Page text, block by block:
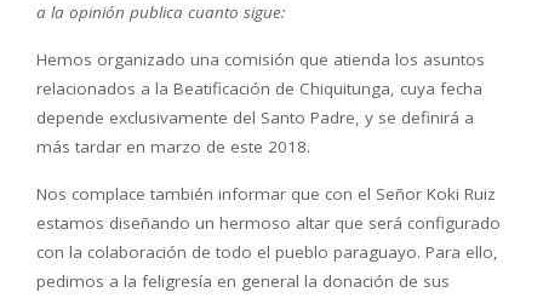
a la opinión publica cuanto sigue:
Hemos organizado una comisión que atienda los asuntos
relacionados a la Beatificación de Chiquitunga, cuya fecha
depende exclusivamente del Santo Padre, y se definirá a
más tardar en marzo de este 2018.
Nos complace también informar que con el Señor Koki Ruiz
estamos diseñando un hermoso altar que será configurado
con la colaboración de todo el pueblo paraguayo. Para ello,
pedimos a la feligresía en general la donación de sus